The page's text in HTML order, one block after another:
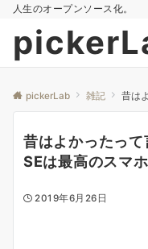
人生のオープンソース化。
pickerLab 雑記 昔はよ
昔はよかったっ
SEは最高のスマホ
2019年6月26日